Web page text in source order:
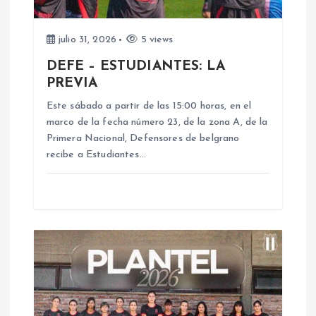
d
d
a
julio 31, 2026 5 views
DEFE – ESTUDIANTES: LA
PREVIA
Este sábado a partir de las 15:00 horas, en el
marco de la fecha número 23, de la zona A, de la
Primera Nacional, Defensores de belgrano
recibe a Estudiantes…